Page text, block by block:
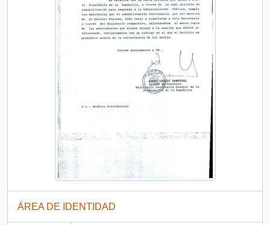
ÁREA DE IDENTIDAD